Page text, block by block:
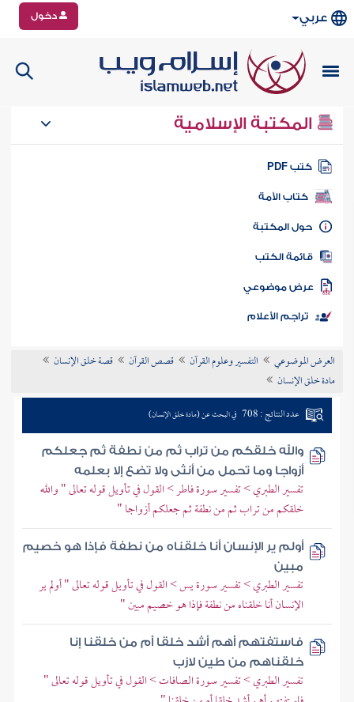
عربي دخول
المكتبة الإسلامية
كتب PDF
كتاب الأمة
المكتبة
الكتب
موضوعي
تراجم الأعلام
العرض الموضوعي التفسير وعلوم القرآن قصص القرآن
قصة خلق الإنسان
مادة خلق الإنسان
عدد النتائج : 708 في البحث عن (مادة خلق الإنسان)
والله خلقكم من تراب ثم من نطفة ثم جعلكم
أزواجا وما تحمل من أنثى ولا تضع إلا بعلمه
تفسير الطبري > تفسير سورة فاطر > القول في تأويل قوله تعالى " والله
خلقكم من تراب ثم من نطفة ثم جعلكم أزواجا "
أولم ير الإنسان أنا خلقناه من نطفة فإذا هو خصيم
مبين
تفسير الطبري > تفسير سورة يس > القول في تأويل قوله تعالى " أولم ير
الإنسان أنا خلقناه من نطفة فإذا هو خصيم مبين "
فاستفتهم أهم أشد خلقا أم من خلقنا إنا
خلقناهم من طين لازب
تفسير الطبري > تفسير سورة الصافات > القول في تأويل قوله تعالى "